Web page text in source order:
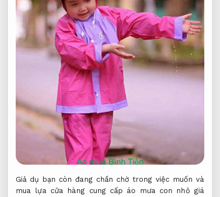
Giả dụ bạn còn đang chần chờ trong việc muốn và
mua lựa cửa hàng cung cấp áo mưa con nhỏ giá